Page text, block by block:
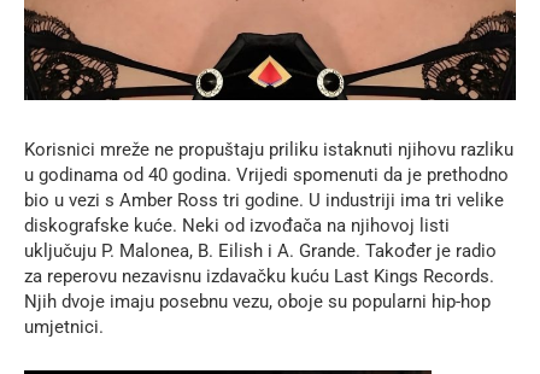
Korisnici mreže ne propuštaju priliku istaknuti njihovu razliku
u godinama od 40 godina. Vrijedi spomenuti da je prethodno
bio u vezi s Amber Ross tri godine. U industriji ima tri velike
diskografske kuće. Neki od izvođača na njihovoj listi
uključuju P. Malonea, B. Eilish i A. Grande. Također je radio
za reperovu nezavisnu izdavačku kuću Last Kings Records.
Njih dvoje imaju posebnu vezu, oboje su popularni hip-hop
umjetnici.